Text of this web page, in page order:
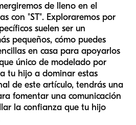
de lleno en el
con "ST". Exploraremos por
suelen ser un
pequeños, cómo puedes
en casa para apoyarlos
único de modelado por
tu hijo a dominar estas
de este artículo, tendrás una
fomentar una comunicación
la confianza que tu hijo